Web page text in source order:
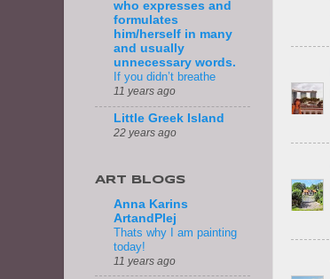
who expresses and
formulates
him/herself in many
and usually
unnecessary words.
If you didn’t breathe
11 years ago
Little Greek Island
22 years ago
ART BLOGS
Anna Karins
ArtandPlej
Thats why I am painting
today!
11 years ago